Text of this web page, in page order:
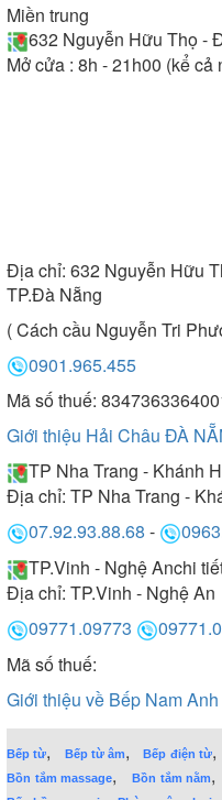
Miền trung
632 Nguyễn Hữu Thọ -
Mở cửa : 8h - 21h00 (kể cả
Địa chỉ: 632 Nguyễn Hữu
TP.Đà Nẵng
( Cách cầu Nguyễn Tri
0901.965.455
Mã số thuế:
Giới thiệu Hải Châu ĐÀ
TP Nha Trang - Khánh
Địa chỉ: TP Nha Trang -
07.92.93.88.68 -
TP.Vinh - Nghệ Anchi
Địa chỉ: TP.Vinh - Nghệ An
09771.09773
Mã số thuế:
Giới thiệu về Bếp Nam
Bếp từ, Bếp từ âm,Bếp điện từ
Bồn tắm massage,Bồn tắm nằm